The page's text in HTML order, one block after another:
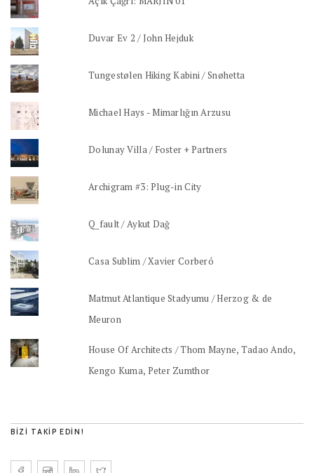
Duvar Ev 2 / John Hejduk
Tungestølen Hiking Kabini / Snøhetta
Michael Hays - Mimarlığın Arzusu
Dolunay Villa / Foster + Partners
Archigram #3: Plug-in City
Q_fault / Aykut Dağ
Casa Sublim / Xavier Corberó
Matmut Atlantique Stadyumu / Herzog & de
Meuron
House Of Architects / Thom Mayne, Tadao Ando,
Kengo Kuma, Peter Zumthor
BIZI TAKIP EDIN!